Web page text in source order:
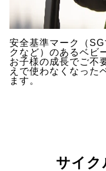
安全基準マーク（
クなど）のあるベビ
お子様の成長でご不
えで使わなくなった
ます。
サイク